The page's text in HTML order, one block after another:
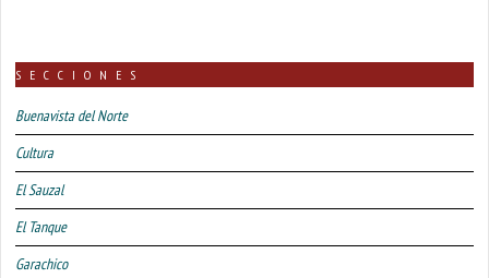
SECCIONES
Buenavista del Norte
Cultura
El Sauzal
El Tanque
Garachico